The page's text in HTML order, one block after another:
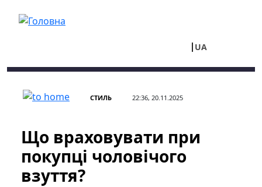
UA
СТИЛЬ 22:36, 20.11.2025
Що враховувати при
покупці чоловічого
взуття?